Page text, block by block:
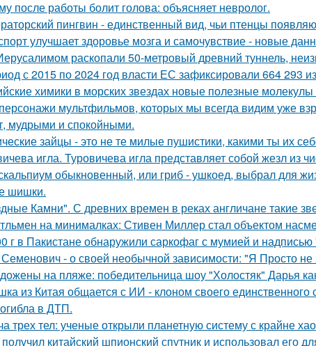
после работы болит голова: объясняет невролог.
пингвин - единственный вид, чьи птенцы
улучшает здоровье мозга и самочувствие - новые
раскопали 50-метровый древний туннель,
с 2015 по 2024 год власти ЕС зафиксировали 664 293
химики в морских звездах новые полезные
мультфильмов, которых мы всегда видим уже
мудрыми и спокойными.
зайцы - это не те милые пушистики, какими ты их
игла. Туровичева игла представляет собой жезл из
обыкновенный, или гриб - ушкоед, выбрал для
шишки.
Камни". С древних времен в реках англичане такие
на минималках: Стивен Миллер стал объектом
г в Пакистане обнаружили саркофаг с мумией и надписью
- о своей необычной зависимости: "Я Просто не
на пляже: победительница шоу "Холостяк" Дарья
из Китая общается с ИИ - клоном своего
в ДТП.
трех тел: ученые открыли планетную систему с крайне
китайский шпионский спутник и использовал его